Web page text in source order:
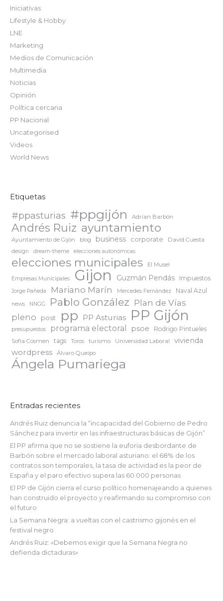
Iniciativas
Lifestyle & Hobby
LNE
Marketing
Medios de Comunicación
Multimedia
Noticias
Opinión
Política cercana
PP Nacional
Uncategorised
Videos
World News
Etiquetas
#ppasturias #ppgijón Adrían Barbón
Andrés Ruiz ayuntamiento
Ayuntamiento de Gijón blog business corporate David Cuesta
design dream-theme elecciones autonómicas
elecciones municipales El Musel
Empresas Municipales Gijon Guzmán Pendás Impuestos
Jorge Pañeda Mariano Marín Mercedes Fernández Naval Azul
news NNGG Pablo González Plan de Vías
pleno
post pp PP Asturias PP Gijón
presupuestos programa electoral psoe Rodrigo Pintueles
Sofía Cosmen tags Toros turismo Universidad Laboral vivienda
wordpress Álvaro Queipo
Ángela Pumariega
Entradas recientes
Andrés Ruiz denuncia la “incapacidad del Gobierno de Pedro
Sánchez para invertir en las infraestructuras básicas de Gijón”
El PP afirma que no se sostiene la euforia desbordante de
Barbón sobre el mercado laboral asturiano: el 68% de los
contratos son temporales, la tasa de actividad es la peor de
España y el paro efectivo supera las 60.000 personas
El PP de Gijón cierra el curso político homenajeando a quienes
han construido el proyecto y reafirmando su compromiso con
el futuro
La Semana Negra: a vueltas con el castrismo gijonés en el
festival negro
Andrés Ruiz: «Debemos exigir que la Semana Negra no
defienda dictaduras»